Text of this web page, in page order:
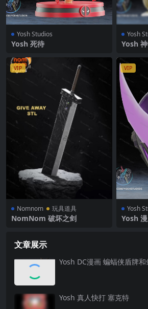
Yosh Studios
Yosh 死待
Yosh
Yosh
VIP
Nomnom 玩具道具
NomNom 破坏之剑
VIP
Yosh
Yosh
文章展示
Yosh ‌DC漫画 蝙蝠侠盾牌和
Yosh ‌真人快打 塞克特